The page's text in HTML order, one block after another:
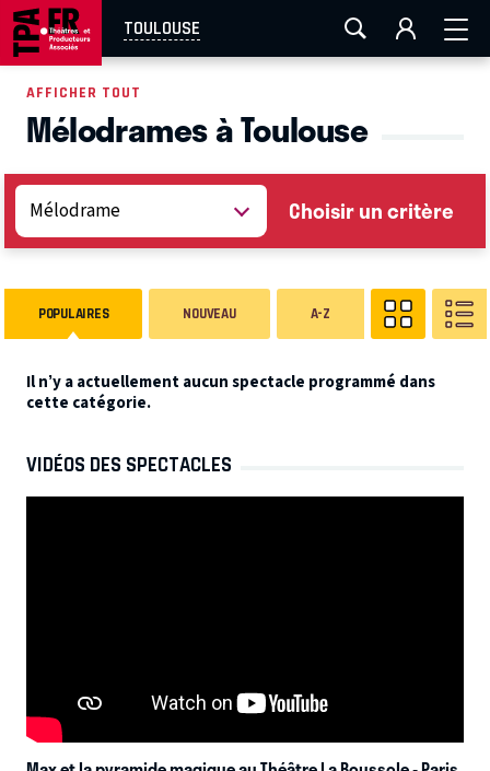
TOULOUSE
AIX-MARSEILLE AURAY LA ROCHELLE
EN TOURNÉE
AFFICHER TOUT
Mélodrames à Toulouse
Choisir un critère
POPULAIRES NOUVEAU A-Z
Il n’y a actuellement aucun spectacle programmé dans
cette catégorie.
VIDÉOS DES SPECTACLES